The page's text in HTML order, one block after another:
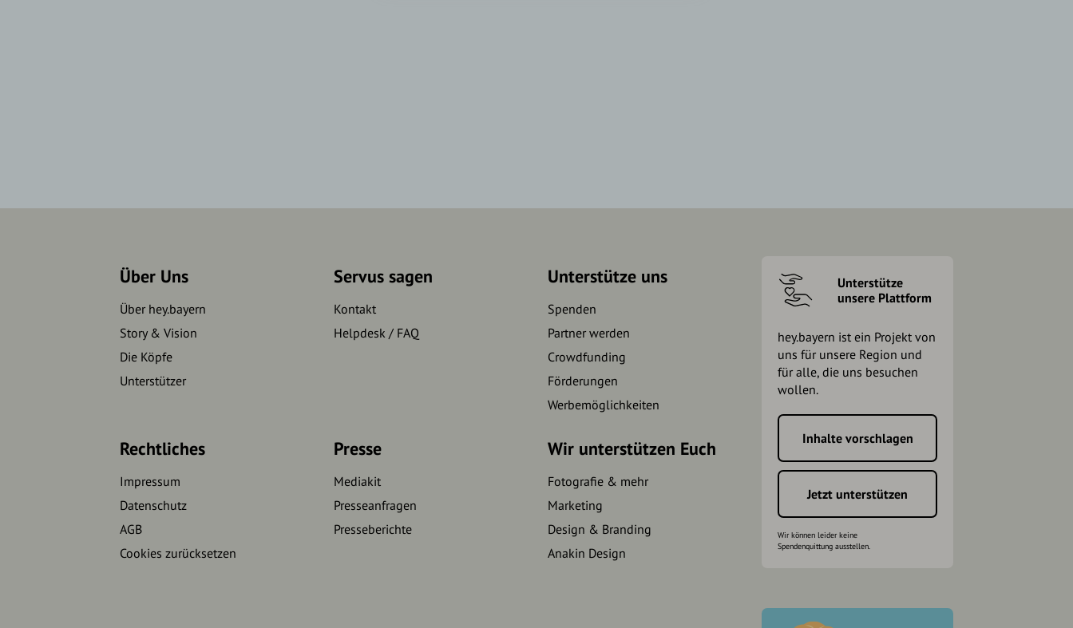
Über Uns
Über hey.bayern
Story & Vision
Die Köpfe
Unterstützer
Servus sagen
Kontakt
Helpdesk / FAQ
Unterstütze uns
Spenden
Partner werden
Crowdfunding
Förderungen
Werbemöglichkeiten
Rechtliches
Impressum
Datenschutz
AGB
Cookies zurücksetzen
Presse
Mediakit
Presseanfragen
Presseberichte
Wir unterstützen Euch
Fotografie & mehr
Marketing
Design & Branding
Anakin Design
Unterstütze
unsere Plattform
hey.bayern ist ein Projekt von
uns für unsere Region und
für alle, die uns besuchen
wollen.
Inhalte vorschlagen
Jetzt unterstützen
Wir können leider keine
Spendenquittung ausstellen.